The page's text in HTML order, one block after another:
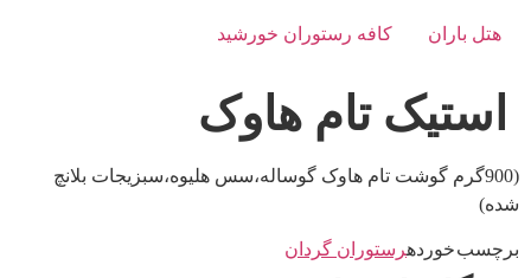
هتل باران کافه رستوران خورشید
استیک تام هاوک
(900گرم گوشت تام هاوک گوساله،سس هلیوه،سبزیجات بلانچ
شده)
برچسب خوردهرستوران گردان